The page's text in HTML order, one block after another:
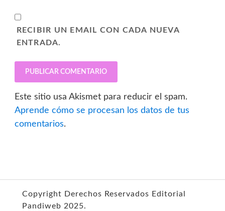
RECIBIR UN EMAIL CON CADA NUEVA
ENTRADA.
Este sitio usa Akismet para reducir el spam.
Aprende cómo se procesan los datos de tus
comentarios.
Copyright Derechos Reservados Editorial
Pandiweb 2025.